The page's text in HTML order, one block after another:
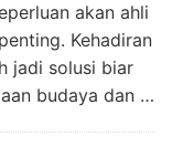
akan ahli
Kehadiran
jadi solusi biar
budaya dan …